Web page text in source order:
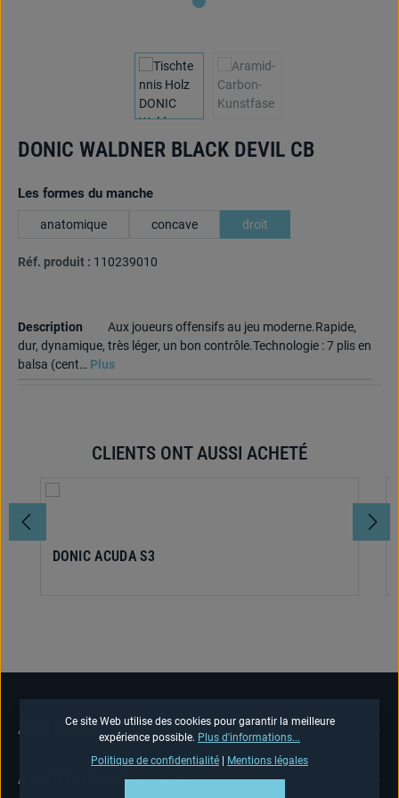
DONIC WALDNER BLACK DEVIL CB
Sélectionnez
Les formes du manche
anatomique concave droit
Réf. produit : 110239010
Description
Aux joueurs offensifs au jeu moderne.Rapide,
dur, dynamique, très léger, un bon contrôle.Technologie : 7 plis en
balsa (cent… Plus
Ignorer la galerie de produits
CLIENTS ONT AUSSI ACHETÉ
DONIC ACUDA S3
ASSISTANCE TÉLÉPHONIQUE
ASSISTANCE BOUTIQUE
Ce site Web utilise des cookies pour garantir la meilleure
expérience possible. Plus d'informations...
Politique de confidentialité
Mentions légales